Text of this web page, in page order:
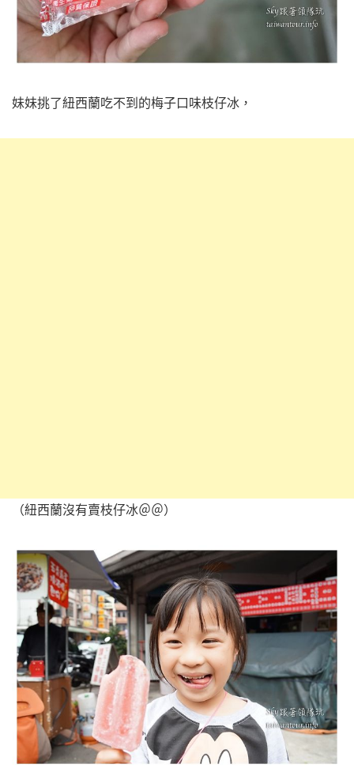
妹妹挑了紐西蘭吃不到的梅子口味枝仔冰，
（紐西蘭沒有賣枝仔冰＠＠）